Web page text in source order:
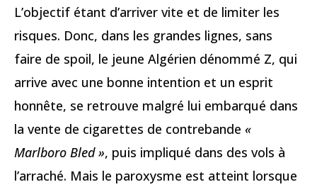
L’objectif étant d’arriver vite et de limiter les
risques. Donc, dans les grandes lignes, sans
faire de spoil, le jeune Algérien dénommé Z, qui
arrive avec une bonne intention et un esprit
honnête, se retrouve malgré lui embarqué dans
la vente de cigarettes de contrebande «
Marlboro Bled », puis impliqué dans des vols à
l’arraché. Mais le paroxysme est atteint lorsque